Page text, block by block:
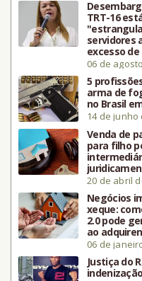
TRT-16
servidores
excesso
06 de
5
arma de
no Brasil
14 de junho
Venda de
para filho
20 de abril
Negócios
xeque:
2.0 pode
ao
06 de
Justiça do